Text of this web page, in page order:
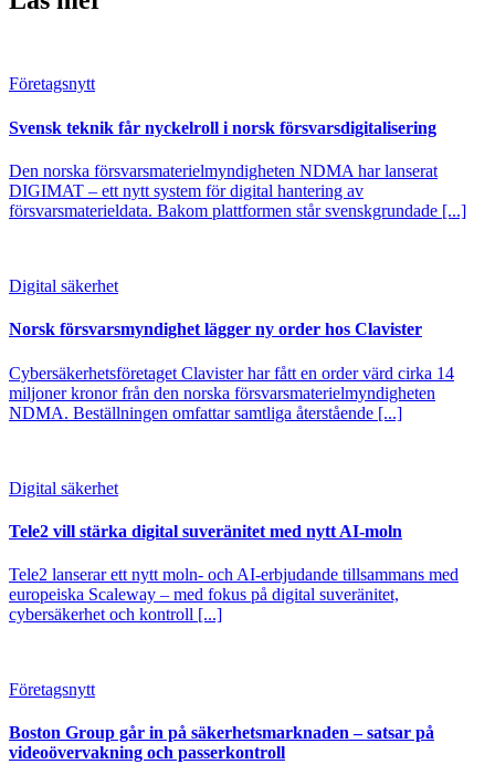
Företagsnytt
Svensk teknik får nyckelroll i norsk försvarsdigitalisering
Den norska försvarsmaterielmyndigheten NDMA har lanserat
DIGIMAT – ett nytt system för digital hantering av
försvarsmaterieldata. Bakom plattformen står svenskgrundade [...]
Digital säkerhet
Norsk försvarsmyndighet lägger ny order hos Clavister
Cybersäkerhetsföretaget Clavister har fått en order värd cirka 14
miljoner kronor från den norska försvarsmaterielmyndigheten
NDMA. Beställningen omfattar samtliga återstående [...]
Digital säkerhet
Tele2 vill stärka digital suveränitet med nytt AI-moln
Tele2 lanserar ett nytt moln- och AI-erbjudande tillsammans med
europeiska Scaleway – med fokus på digital suveränitet,
cybersäkerhet och kontroll [...]
Företagsnytt
Boston Group går in på säkerhetsmarknaden – satsar på
videoövervakning och passerkontroll